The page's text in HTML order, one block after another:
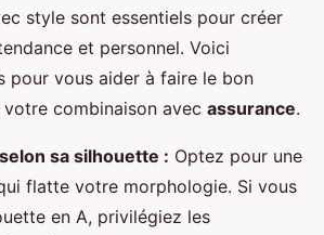
style sont essentiels pour créer
et personnel. Voici
pour vous aider à faire le bon
combinaison avec assurance.
sa silhouette : Optez pour une
flatte votre morphologie. Si vous
en A, privilégiez les